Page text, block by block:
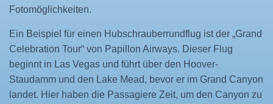
Fotomöglichkeiten.
Ein Beispiel für einen Hubschrauberrundflug ist der „Grand
Celebration Tour“ von Papillon Airways. Dieser Flug
beginnt in Las Vegas und führt über den Hoover-
Staudamm und den Lake Mead, bevor er im Grand Canyon
landet. Hier haben die Passagiere Zeit, um den Canyon zu